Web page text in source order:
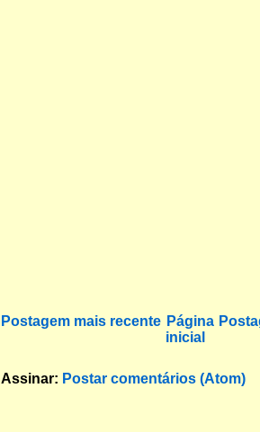
Postagem mais recente Página
inicial
Assinar: Postar comentários (Atom)